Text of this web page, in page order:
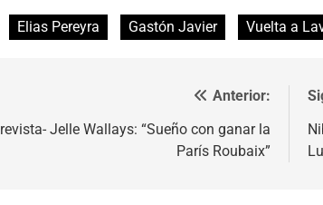
Elias Pereyra Gastón Javier Vuelta a
Anterior:
Jelle Wallays: “Sueño con ganar la
París Roubaix”